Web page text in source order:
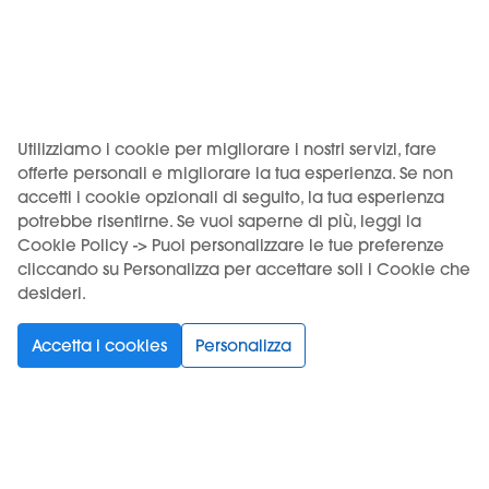
USO DEL PRODOTTO VINCOLATO A UN'ETÀ MINIMA. VIETATA
LA VENDITA AI MINORI.
Utilizziamo i cookie per migliorare i nostri servizi, fare
offerte personali e migliorare la tua esperienza. Se non
accetti i cookie opzionali di seguito, la tua esperienza
potrebbe risentirne. Se vuoi saperne di più, leggi la
Cookie Policy -> Puoi personalizzare le tue preferenze
cliccando su Personalizza per accettare soli i Cookie che
desideri.
Accetta i cookies Personalizza